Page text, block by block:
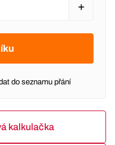
do seznamu přání
kalkulačka